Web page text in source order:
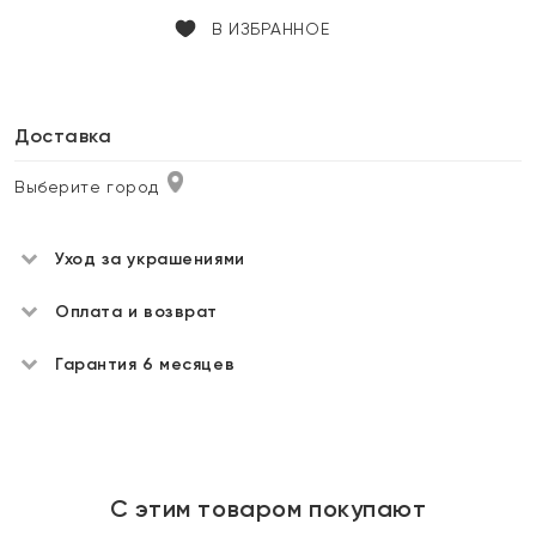
В ИЗБРАННОЕ
Доставка
Выберите город
Уход за украшениями
Оплата и возврат
Гарантия 6 месяцев
С этим товаром покупают